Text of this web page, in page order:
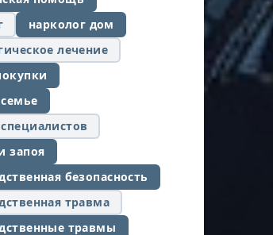
нарколог дом
лечение
запоя
безопасность
травма
травмы